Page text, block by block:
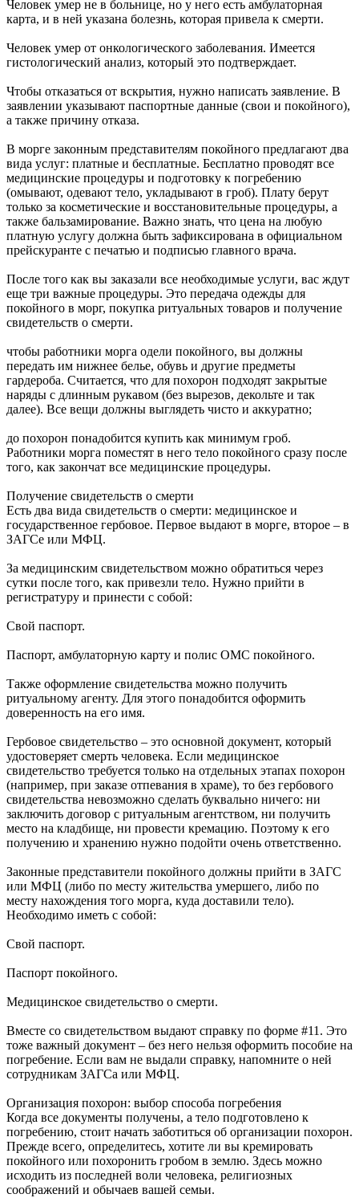
Человек умер не в больнице, но у него есть амбулаторная
карта, и в ней указана болезнь, которая привела к смерти.
Человек умер от онкологического заболевания. Имеется
гистологический анализ, который это подтверждает.
Чтобы отказаться от вскрытия, нужно написать заявление. В
заявлении указывают паспортные данные (свои и покойного),
а также причину отказа.
В морге законным представителям покойного предлагают два
вида услуг: платные и бесплатные. Бесплатно проводят все
медицинские процедуры и подготовку к погребению
(омывают, одевают тело, укладывают в гроб). Плату берут
только за косметические и восстановительные процедуры, а
также бальзамирование. Важно знать, что цена на любую
платную услугу должна быть зафиксирована в официальном
прейскуранте с печатью и подписью главного врача.
После того как вы заказали все необходимые услуги, вас ждут
еще три важные процедуры. Это передача одежды для
покойного в морг, покупка ритуальных товаров и получение
свидетельств о смерти.
чтобы работники морга одели покойного, вы должны
передать им нижнее белье, обувь и другие предметы
гардероба. Считается, что для похорон подходят закрытые
наряды с длинным рукавом (без вырезов, декольте и так
далее). Все вещи должны выглядеть чисто и аккуратно;
до похорон понадобится купить как минимум гроб.
Работники морга поместят в него тело покойного сразу после
того, как закончат все медицинские процедуры.
Получение свидетельств о смерти
Есть два вида свидетельств о смерти: медицинское и
государственное гербовое. Первое выдают в морге, второе – в
ЗАГСе или МФЦ.
За медицинским свидетельством можно обратиться через
сутки после того, как привезли тело. Нужно прийти в
регистратуру и принести с собой:
Свой паспорт.
Паспорт, амбулаторную карту и полис ОМС покойного.
Также оформление свидетельства можно получить
ритуальному агенту. Для этого понадобится оформить
доверенность на его имя.
Гербовое свидетельство – это основной документ, который
удостоверяет смерть человека. Если медицинское
свидетельство требуется только на отдельных этапах похорон
(например, при заказе отпевания в храме), то без гербового
свидетельства невозможно сделать буквально ничего: ни
заключить договор с ритуальным агентством, ни получить
место на кладбище, ни провести кремацию. Поэтому к его
получению и хранению нужно подойти очень ответственно.
Законные представители покойного должны прийти в ЗАГС
или МФЦ (либо по месту жительства умершего, либо по
месту нахождения того морга, куда доставили тело).
Необходимо иметь с собой:
Свой паспорт.
Паспорт покойного.
Медицинское свидетельство о смерти.
Вместе со свидетельством выдают справку по форме #11. Это
тоже важный документ – без него нельзя оформить пособие на
погребение. Если вам не выдали справку, напомните о ней
сотрудникам ЗАГСа или МФЦ.
Организация похорон: выбор способа погребения
Когда все документы получены, а тело подготовлено к
погребению, стоит начать заботиться об организации похорон.
Прежде всего, определитесь, хотите ли вы кремировать
покойного или похоронить гробом в землю. Здесь можно
исходить из последней воли человека, религиозных
соображений и обычаев вашей семьи.